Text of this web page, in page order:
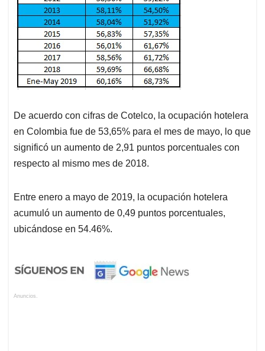
De acuerdo con cifras de Cotelco, la ocupación hotelera
en Colombia fue de 53,65% para el mes de mayo, lo que
significó un aumento de 2,91 puntos porcentuales con
respecto al mismo mes de 2018.
Entre enero a mayo de 2019, la ocupación hotelera
acumuló un aumento de 0,49 puntos porcentuales,
ubicándose en 54.46%.
Anuncios.